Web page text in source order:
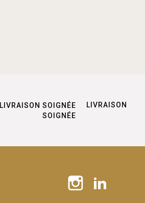
LIVRAISON
SOIGNÉE